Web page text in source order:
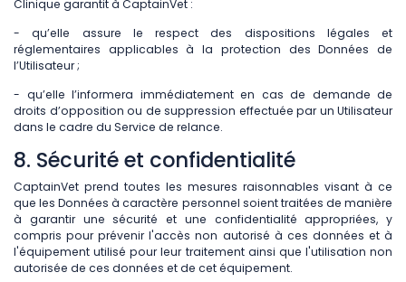
Clinique garantit à CaptainVet :
- qu’elle assure le respect des dispositions légales et
réglementaires applicables à la protection des Données de
l’Utilisateur ;
- qu’elle l’informera immédiatement en cas de demande de
droits d’opposition ou de suppression effectuée par un Utilisateur
dans le cadre du Service de relance.
8. Sécurité et confidentialité
CaptainVet prend toutes les mesures raisonnables visant à ce
que les Données à caractère personnel soient traitées de manière
à garantir une sécurité et une confidentialité appropriées, y
compris pour prévenir l'accès non autorisé à ces données et à
l'équipement utilisé pour leur traitement ainsi que l'utilisation non
autorisée de ces données et de cet équipement.